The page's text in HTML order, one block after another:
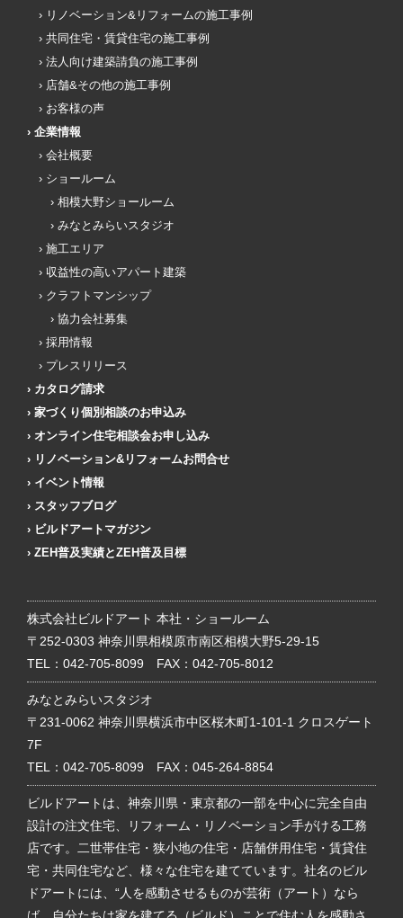
リノベーション&リフォームの施工事例
共同住宅・賃貸住宅の施工事例
法人向け建築請負の施工事例
店舗&その他の施工事例
お客様の声
企業情報
会社概要
ショールーム
相模大野ショールーム
みなとみらいスタジオ
施工エリア
収益性の高いアパート建築
クラフトマンシップ
協力会社募集
採用情報
プレスリリース
カタログ請求
家づくり個別相談のお申込み
オンライン住宅相談会お申し込み
リノベーション&リフォームお問合せ
イベント情報
スタッフブログ
ビルドアートマガジン
ZEH普及実績とZEH普及目標
株式会社ビルドアート 本社・ショールーム
〒252-0303 神奈川県相模原市南区相模大野5-29-15
TEL： 042-705-8099 FAX：042-705-8012
みなとみらいスタジオ
〒231-0062 神奈川県横浜市中区桜木町1-101-1 クロスゲート
7F
TEL： 042-705-8099 FAX：045-264-8854
ビルドアートは、神奈川県・東京都の一部を中心に完全自由
設計の注文住宅、リフォーム・リノベーション手がける工務
店です。二世帯住宅・狭小地の住宅・店舗併用住宅・賃貸住
宅・共同住宅など、様々な住宅を建てています。社名のビル
ドアートには、“人を感動させるものが芸術（アート）なら